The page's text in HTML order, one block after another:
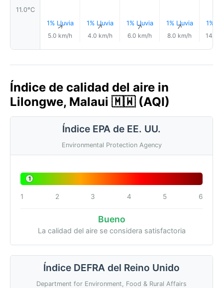
11.0°C
1% Lluvia
↑
5.0 km/h
1% Lluvia
↑
4.0 km/h
1% Lluvia
↑
6.0 km/h
1% Lluvia
↑
8.0 km/h
1%
14.0
Índice de calidad del aire in
Lilongwe, Malaui 🇲🇼 (AQI)
Índice EPA de EE. UU.
Environmental Protection Agency
1
1 2 3 4 5 6
Bueno
La calidad del aire se considera satisfactoria
Índice DEFRA del Reino Unido
Department for Environment, Food & Rural Affairs